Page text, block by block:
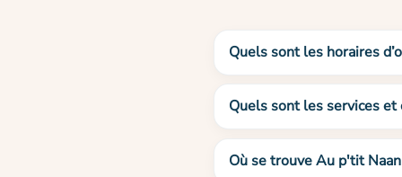
Quels sont les horaires
Quels sont les services
Où se trouve Au p'tit